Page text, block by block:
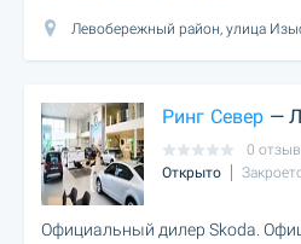
Левобережный район, улица
Ринг Север —
0
Открыто
Официальный дилер Skoda.